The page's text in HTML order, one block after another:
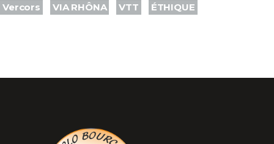
Vercors
VIA RHÔNA VTT ÉTHIQUE